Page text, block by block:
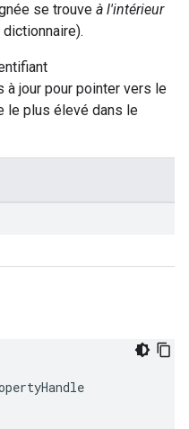
se trouve à l'intérieur
à jour pour pointer vers le
le plus élevé dans le